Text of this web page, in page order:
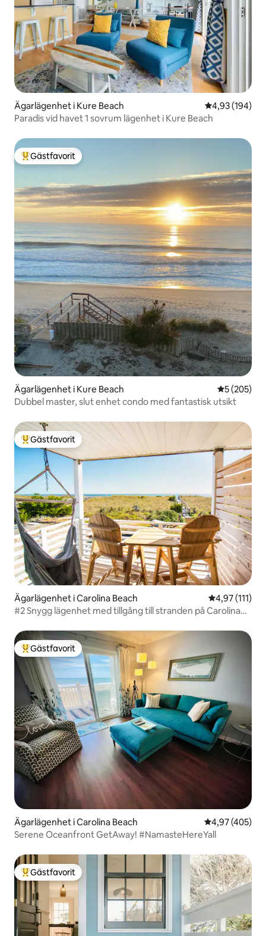
Ägarlägenhet i Kure Beach 4,93 av 5 i
4,93 (194)
Paradis vid havet 1 sovrum lägenhet i Kure Beach
Populär gästfavorit
Gästfavorit
Ägarlägenhet i Kure Beach 5 av 5 i
5 (205)
Dubbel master, slut enhet condo med fantastisk utsikt
Populär gästfavorit
Gästfavorit
Ägarlägenhet i Carolina Beach 4,97 av 5 i
4,97 (111)
#2 Snygg lägenhet med tillgång till stranden på Carolina
Populär gästfavorit
Gästfavorit
Ägarlägenhet i Carolina Beach 4,97 av 5 i
4,97 (405)
Serene Oceanfront GetAway! #NamasteHereYall
Populär gästfavorit
Gästfavorit